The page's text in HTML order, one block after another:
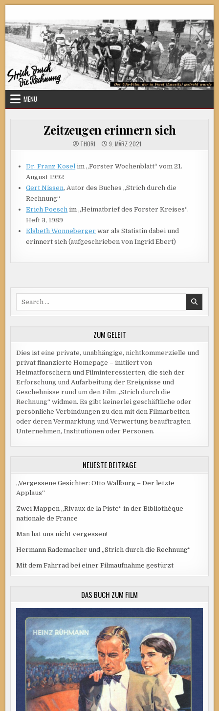
content
Strich durch die Rechnung
MENU
Zeitzeugen erinnern sich
THORI 9. MÄRZ 2021
Dr. Franz Kosel im „Forster Wochenblatt“ vom 21.
August 1992
Gert Nissen, Autor des Buches „Strich durch die
Rechnung“
Erich Poesch im „Heimatbrief des Forster Kreises“.
Heft 3, 1989
Elsbeth Wonneberger war als Statistin dabei und
erinnert sich (aufgeschrieben von Ingrid Ebert)
ZUM GELEIT
Dies ist eine private, unabhängige, nichtkommerzielle und
privat finanzierte Homepage – initiiert von
Heimatforschern und Filminteressierten, die sich der
Erforschung und Aufarbeitung der Ereignisse und
Geschehnisse rund um den Film „Strich durch die
Rechnung“ widmen. Es gibt keinerlei geschäftliche oder
persönliche Verbindungen zu den mit den Filmarbeiten
oder deren Vermarktung und Verwertung beauftragten
Unternehmen, Institutionen oder Personen.
NEUESTE BEITRÄGE
„Vergessene Gesichter: Otto Wallburg – Der letzte
Applaus“
Zwei Mappen „Rivaux de la Piste“ in der Bibliothèque
nationale de France
Man hat uns nicht vergessen!
Hermann Rademacher und „Strich durch die Rechnung“
Mit dem Fahrrad bei einer Filmaufnahme gestürzt
DAS BUCH ZUM FILM